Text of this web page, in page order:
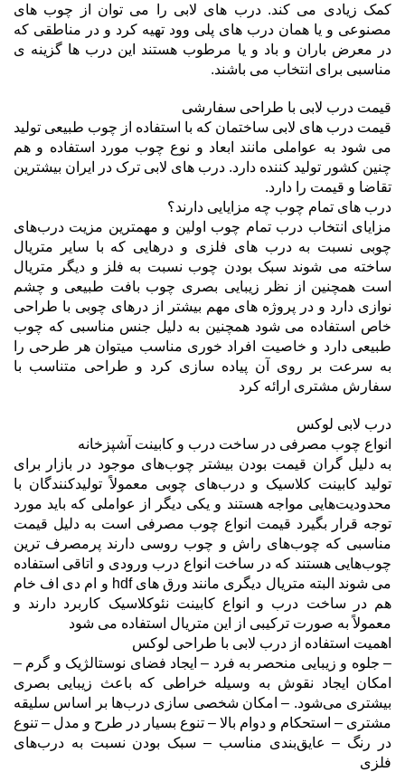
کمک زیادی می کند. درب های لابی را می توان از چوب های
مصنوعی و یا همان درب های پلی وود تهیه کرد و در مناطقی که
در معرض باران و باد و یا مرطوب هستند این درب ها گزینه ی
مناسبی برای انتخاب می باشند.
قیمت درب لابی با طراحی سفارشی
قیمت درب های لابی ساختمان که با استفاده از چوب طبیعی تولید
می شود به عواملی مانند ابعاد و نوع چوب مورد استفاده و هم
چنین کشور تولید کننده دارد. درب های لابی ترک در ایران بیشترین
تقاضا و قیمت را دارد.
درب های تمام چوب چه مزایایی دارند؟
مزایای انتخاب درب تمام چوب اولین و مهمترین مزیت درب‌های
چوبی نسبت به درب های فلزی و درهایی که با سایر متریال
ساخته می شوند سبک بودن چوب نسبت به فلز و دیگر متریال
است همچنین از نظر زیبایی بصری چوب بافت طبیعی و چشم
نوازی دارد و در پروژه های مهم بیشتر از درهای چوبی با طراحی
خاص استفاده می شود همچنین به دلیل جنس مناسبی که چوب
طبیعی دارد و خاصیت افراد خوری مناسب میتوان هر طرحی را
به سرعت بر روی آن پیاده سازی کرد و طراحی متناسب با
سفارش مشتری ارائه کرد
درب لابی لوکس
انواع چوب مصرفی در ساخت درب و کابینت آشپزخانه
به دلیل گران قیمت بودن بیشتر چوب‌های موجود در بازار برای
تولید کابینت کلاسیک و درب‌های چوبی معمولاً تولیدکنندگان با
محدودیت‌هایی مواجه هستند و یکی دیگر از عواملی که باید مورد
توجه قرار بگیرد قیمت انواع چوب مصرفی است به دلیل قیمت
مناسبی که چوب‌های راش و چوب روسی دارند پرمصرف ترین
چوب‌هایی هستند که در ساخت انواع درب ورودی و اتاقی استفاده
می شوند البته متریال دیگری مانند ورق های hdf و ام دی اف خام
هم در ساخت درب و انواع کابینت نئوکلاسیک کاربرد دارند و
معمولاً به صورت ترکیبی از این متریال استفاده می شود
اهمیت استفاده از درب لابی با طراحی لوکس
– جلوه و زیبایی منحصر به فرد – ایجاد فضای نوستالژیک و گرم –
امکان ایجاد نقوش به وسیله خراطی که باعث زیبایی بصری
بیشتری می‌شود. – امکان شخصی سازی درب‌ها بر اساس سلیقه
مشتری – استحکام و دوام بالا – تنوع بسیار در طرح و مدل – تنوع
در رنگ – عایق‌بندی مناسب – سبک بودن نسبت به درب‌های
فلزی